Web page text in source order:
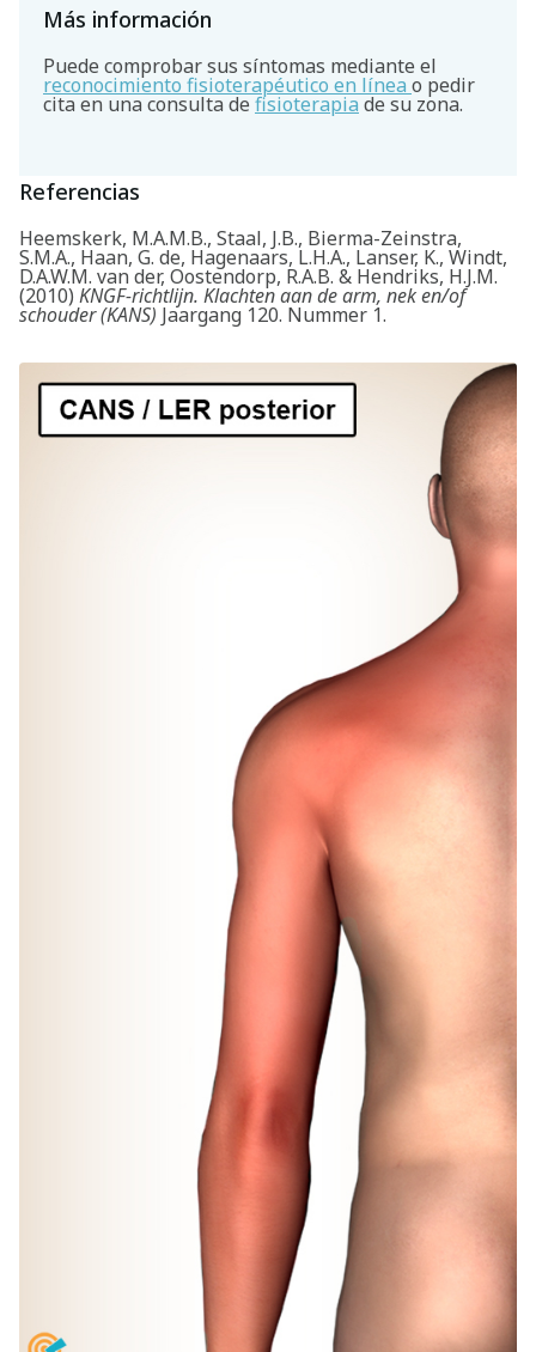
Más información
Puede comprobar sus síntomas mediante el
reconocimiento fisioterapéutico en línea o pedir
cita en una consulta de fisioterapia de su zona.
Referencias
Heemskerk, M.A.M.B., Staal, J.B., Bierma-Zeinstra,
S.M.A., Haan, G. de, Hagenaars, L.H.A., Lanser, K., Windt,
D.A.W.M. van der, Oostendorp, R.A.B. & Hendriks, H.J.M.
(2010) KNGF-richtlijn. Klachten aan de arm, nek en/of
schouder (KANS) Jaargang 120. Nummer 1.